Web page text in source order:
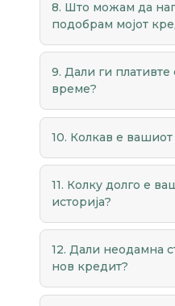
8. Што можам да
подобрам мојот
9. Дали ги плативте
време?
10. Колкав е
11. Колку долго е
историја?
12. Дали неодамна
нов кредит?